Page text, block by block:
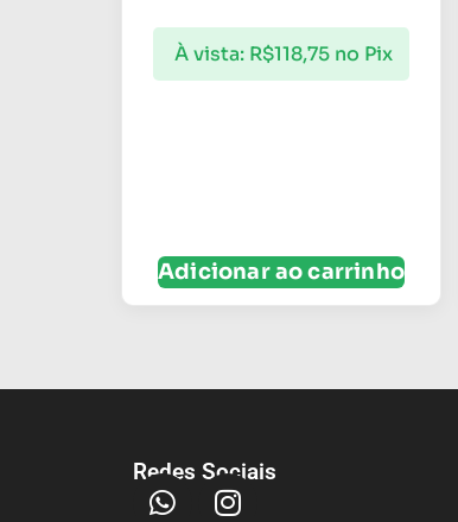
À vista: R$118,75 no Pix
Adicionar ao carrinho
Redes Sociais